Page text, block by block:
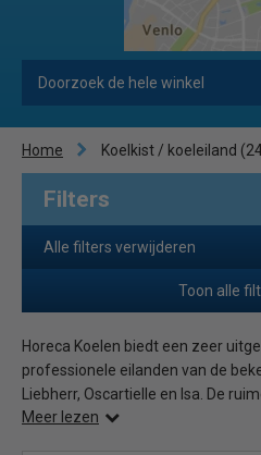
Home Koelkist / koeleiland
Filters
Alle filters verwijderen
Toon alle
Horeca Koelen biedt een zeer
professionele eilanden van de
Liebherr, Oscartielle en Isa. De
koelcapaciteit voor uw
Meer lezen